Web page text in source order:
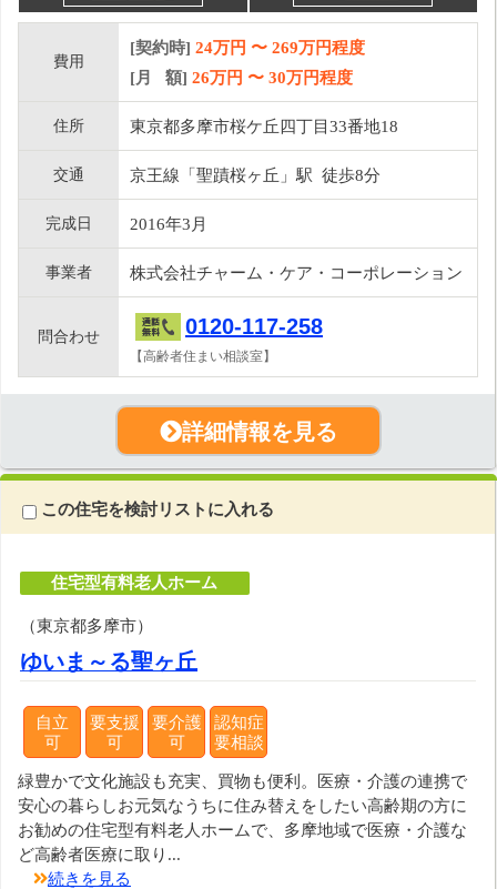
費用
[契約時] 24万円 〜 269万円程度
[月 額] 26万円 〜 30万円程度
住所 東京都多摩市桜ケ丘四丁目33番地18
交通 京王線「聖蹟桜ヶ丘」駅 徒歩8分
完成日 2016年3月
事業者 株式会社チャーム・ケア・コーポレーション
問合わせ 0120-117-258
【高齢者住まい相談室】
詳細情報を見る
この住宅を検討リストに入れる
住宅型有料老人ホーム
（東京都多摩市）
ゆいま～る聖ヶ丘
自立
可
要支援
可
要介護
可
認知症
要相談
緑豊かで文化施設も充実、買物も便利。医療・介護の連携で
安心の暮らしお元気なうちに住み替えをしたい高齢期の方に
お勧めの住宅型有料老人ホームで、多摩地域で医療・介護な
ど高齢者医療に取り...
続きを見る